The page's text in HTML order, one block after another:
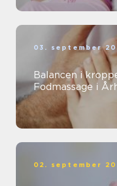
03. september
Balancen i
Fodmassage i
02. september